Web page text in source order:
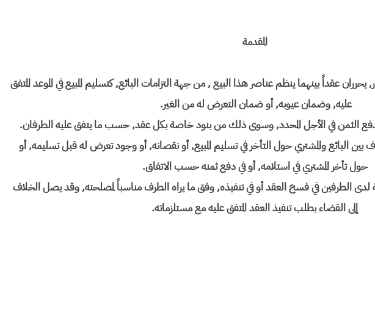
المقدمة
عقداً بينهما ينظم عناصر هذا البيع , من جهة التزامات البائع, كتسليم المبيع في الموعد المتفق
عليه, وضمان عيوبه, أو ضمان التعرض له من الغير.
الثمن في الأجل المحدد, وسوى ذلك من بنود خاصة بكل عقد, حسب ما يتفق عليه الطرفان.
البائع والمشتري حول التأخر في تسليم المبيع, أو نقصانه, أو وجود تعرض له قبل تسليمه, أو
حول تأخر المشتري في استلامه, أو في دفع ثمنه حسب الاتفاق.
لدى الطرفين في فسخ العقد أو في تنفيذه, وفق ما يراه الطرف مناسباً لمصلحته, وقد يصل الخلاف
إلى القضاء بطلب تنفيذ العقد المتفق عليه مع مستلزماته.